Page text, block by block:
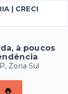
| CRECI
à poucos
Zona Sul